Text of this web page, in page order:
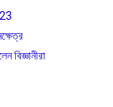
বিজ্ঞানীরা